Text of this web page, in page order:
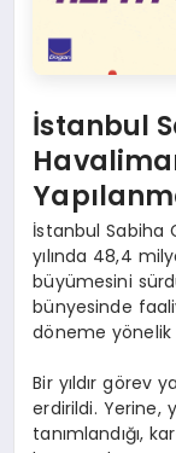
İstanbul
İstanbul Sabiha
yılında 48,4
büyümesini
bünyesinde
döneme yönelik
Bir yıldır görev
erdirildi. Yerine,
tanımlandığı,